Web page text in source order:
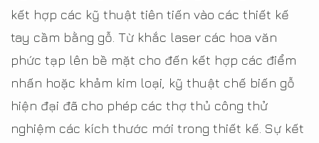
kết hợp các kỹ thuật tiên tiến vào các thiết kế
tay cầm bằng gỗ. Từ khắc laser các hoa văn
phức tạp lên bề mặt cho đến kết hợp các điểm
nhấn hoặc khảm kim loại, kỹ thuật chế biến gỗ
hiện đại đã cho phép các thợ thủ công thử
nghiệm các kích thước mới trong thiết kế. Sự kết